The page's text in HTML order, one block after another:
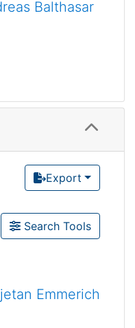
Balthasar
Export
Search Tools
Emmerich